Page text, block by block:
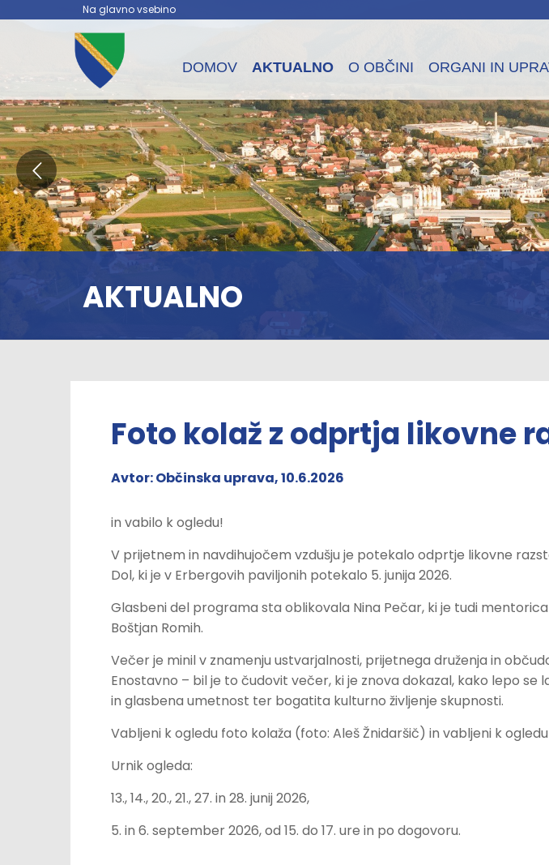
Na glavno vsebino
DOMOV AKTUALNO O OBČINI ORGANI IN
AKTUALNO
Foto kolaž z odprtja likovne
Avtor: Občinska uprava, 10.6.2026
in vabilo k ogledu!
V prijetnem in navdihujočem vzdušju je potekalo odprtje likovne
Dol, ki je v Erbergovih paviljonih potekalo 5. junija 2026.
Glasbeni del programa sta oblikovala Nina Pečar, ki je tudi
Boštjan Romih.
Večer je minil v znamenju ustvarjalnosti, prijetnega druženja in
Enostavno – bil je to čudovit večer, ki je znova dokazal, kako lepo
in glasbena umetnost ter bogatita kulturno življenje skupnosti.
Vabljeni k ogledu foto kolaža (foto: Aleš Žnidaršič) in vabljeni k
Urnik ogleda:
13., 14., 20., 21., 27. in 28. junij 2026,
5. in 6. september 2026, od 15. do 17. ure in po dogovoru.